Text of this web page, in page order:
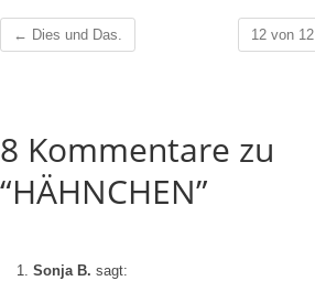
← Dies und Das. 12 von 12
8 Kommentare zu
“HÄHNCHEN”
Sonja B. sagt: